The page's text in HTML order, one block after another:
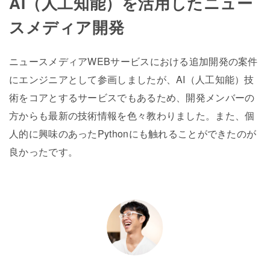
スメディア開発
ニュースメディアWEBサービスにおける追加開発の案件
にエンジニアとして参画しましたが、AI（人工知能）技
術をコアとするサービスでもあるため、開発メンバーの
方からも最新の技術情報を色々教わりました。また、個
人的に興味のあったPythonにも触れることができたのが
良かったです。